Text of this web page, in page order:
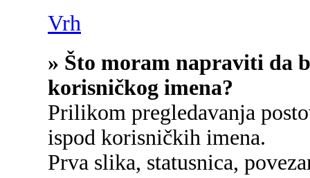
Vrh
» Što moram napraviti da
korisničkog imena?
Prilikom pregledavanja
ispod korisničkih imena.
Prva slika, statusnica,